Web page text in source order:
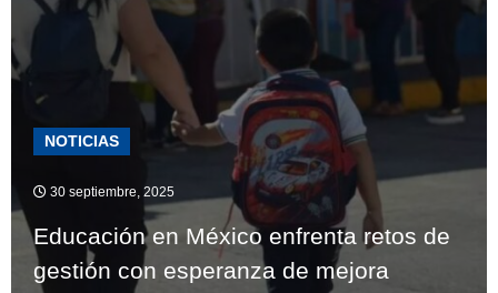
NOTICIAS
30 septiembre, 2025
Educación en México enfrenta retos de
gestión con esperanza de mejora